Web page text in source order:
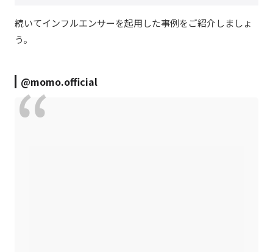
続いてインフルエンサーを起用した事例をご紹介しましょ
う。
@momo.official